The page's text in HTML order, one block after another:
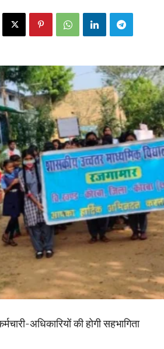
अधिकारियों की होगी सहभागिता